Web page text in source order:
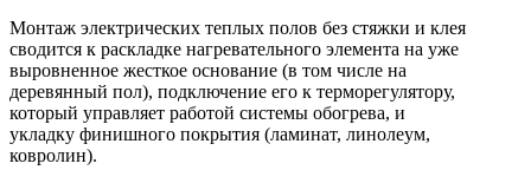
Монтаж электрических теплых полов без стяжки и клея
сводится к раскладке нагревательного элемента на уже
выровненное жесткое основание (в том числе на
деревянный пол), подключение его к терморегулятору,
который управляет работой системы обогрева, и
укладку финишного покрытия (ламинат, линолеум,
ковролин).